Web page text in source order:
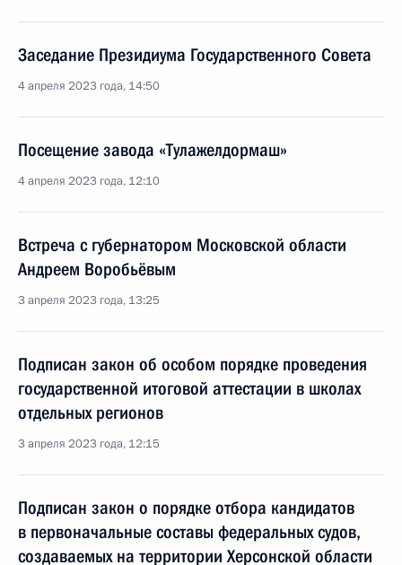
Заседание Президиума Государственного Совета
4 апреля 2023 года, 14:50
Посещение завода «Тулажелдормаш»
4 апреля 2023 года, 12:10
Встреча с губернатором Московской области
Андреем Воробьёвым
3 апреля 2023 года, 13:25
Подписан закон об особом порядке проведения
государственной итоговой аттестации в школах
отдельных регионов
3 апреля 2023 года, 12:15
Подписан закон о порядке отбора кандидатов
в первоначальные составы федеральных судов,
создаваемых на территории Херсонской области